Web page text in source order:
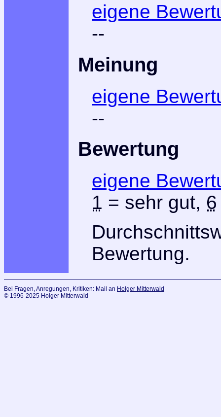
eigene
--
Meinung
eigene
--
Bewertung
eigene
1 = sehr gut, 6
Bewertung.
Bei Fragen, Anregungen, Kritiken: Mail an Holger Mitterwald
© 1996-2025 Holger Mitterwald